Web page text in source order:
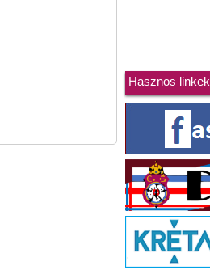
Hasznos linkek